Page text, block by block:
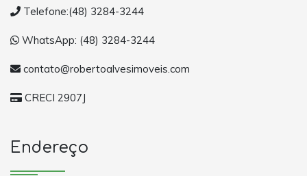
Telefone:(48) 3284-3244
WhatsApp: (48) 3284-3244
contato@robertoalvesimoveis.com
CRECI 2907J
Endereço